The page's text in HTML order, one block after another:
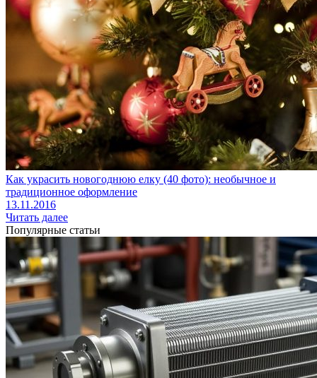
Как украсить новогоднюю елку (40 фото): необычное и
традиционное оформление
13.11.2016
Читать далее
Популярные статьи